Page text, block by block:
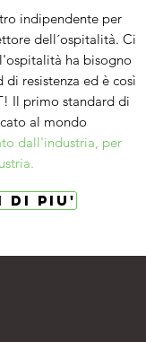
indipendente per
dell´ospitalità. Ci
ha bisogno
resistenza ed è così
Il primo standard di
al mondo
dall'industria, per
DI PIU'